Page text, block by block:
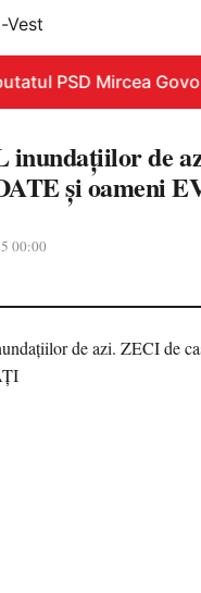
PSD Mircea
de
şi oameni
00:00